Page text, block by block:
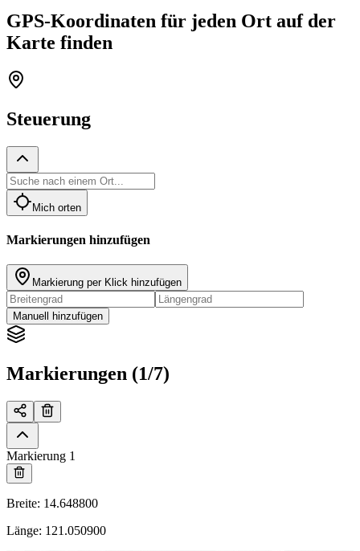
GPS-Koordinaten für jeden Ort auf der
Karte finden
Steuerung
Mich orten
Markierungen hinzufügen
Markierung per Klick hinzufügen
Manuell hinzufügen
Markierungen (1/7)
Markierung 1
Breite: 14.648800
Länge: 121.050900